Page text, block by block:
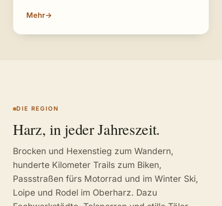
Mehr→
DIE REGION
Harz, in jeder Jahreszeit.
Brocken und Hexenstieg zum Wandern,
hunderte Kilometer Trails zum Biken,
Passstraßen fürs Motorrad und im Winter Ski,
Loipe und Rodel im Oberharz. Dazu